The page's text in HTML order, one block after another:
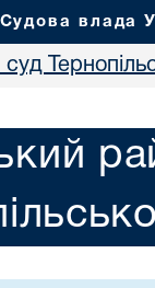
Судова влада